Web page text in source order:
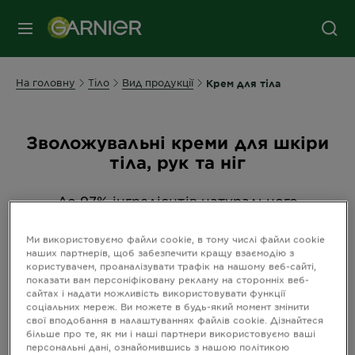
МЕНЮ
На головну Тіло Вид продукції Крем для тіла
Зволожувальні креми для шкіри
тіла, рук та ніг
До 97% інгредієнтів натурального
Garnier – природно!
Filters
Сортувати
НОВИЙ
CLOSE
Ми використовуємо файли cookie, в тому числі файли cookie
наших партнерів, щоб забезпечити кращу взаємодію з
користувачем, проаналізувати трафік на нашому веб-сайті,
показати вам персоніфіковану рекламу на сторонніх веб-
сайтах і надати можливість використовувати функції
соціальних мереж. Ви можете в будь-який момент змінити
свої вподобання в налаштуваннях файлів cookie. Дізнайтеся
більше про те, як ми і наші партнери використовуємо ваші
персональні дані, ознайомившись з нашою політикою